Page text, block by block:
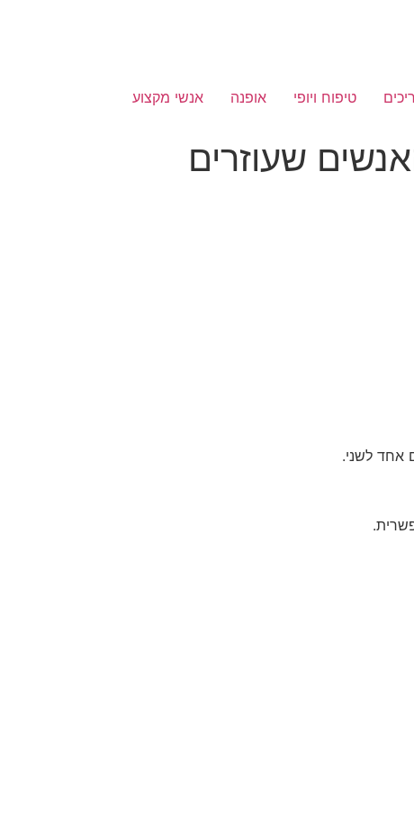
טיפוח ויופי אופנה אנשי מקצוע
שעוזרים
אחד לשני.